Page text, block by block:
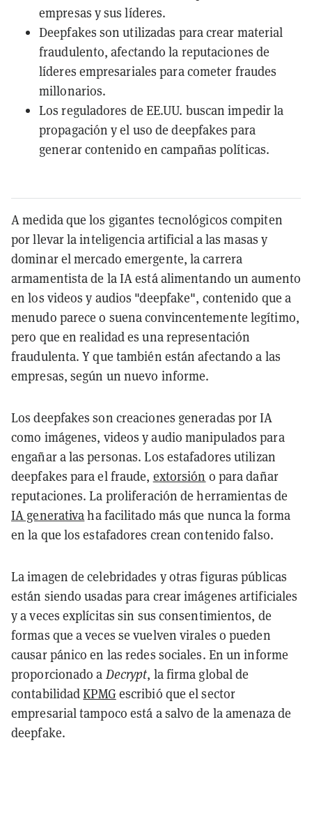
empresas y sus líderes.
Deepfakes son utilizadas para crear material
fraudulento, afectando la reputaciones de
líderes empresariales para cometer fraudes
millonarios.
Los reguladores de EE.UU. buscan impedir la
propagación y el uso de deepfakes para
generar contenido en campañas políticas.
A medida que los gigantes tecnológicos compiten
por llevar la inteligencia artificial a las masas y
dominar el mercado emergente, la carrera
armamentista de la IA está alimentando un aumento
en los videos y audios "deepfake", contenido que a
menudo parece o suena convincentemente legítimo,
pero que en realidad es una representación
fraudulenta. Y que también están afectando a las
empresas, según un nuevo informe.
Los deepfakes son creaciones generadas por IA
como imágenes, videos y audio manipulados para
engañar a las personas. Los estafadores utilizan
deepfakes para el fraude, extorsión o para dañar
reputaciones. La proliferación de herramientas de
IA generativaha facilitado más que nunca la forma
en la que los estafadores crean contenido falso.
La imagen de celebridades y otras figuras públicas
están siendo usadas para crear imágenes artificiales
y a veces explícitas sin sus consentimientos, de
formas que a veces se vuelven virales o pueden
causar pánico en las redes sociales. En un informe
proporcionado a Decrypt, la firma global de
contabilidadKPMG escribió que el sector
empresarial tampoco está a salvo de la amenaza de
deepfake.